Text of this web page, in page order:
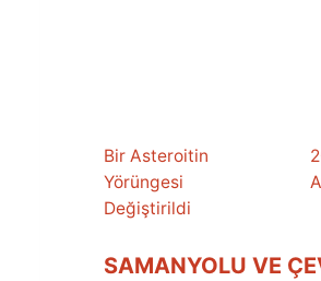
Bir Asteroitin
Yörüngesi
Değiştirildi
SAMANYOLU VE